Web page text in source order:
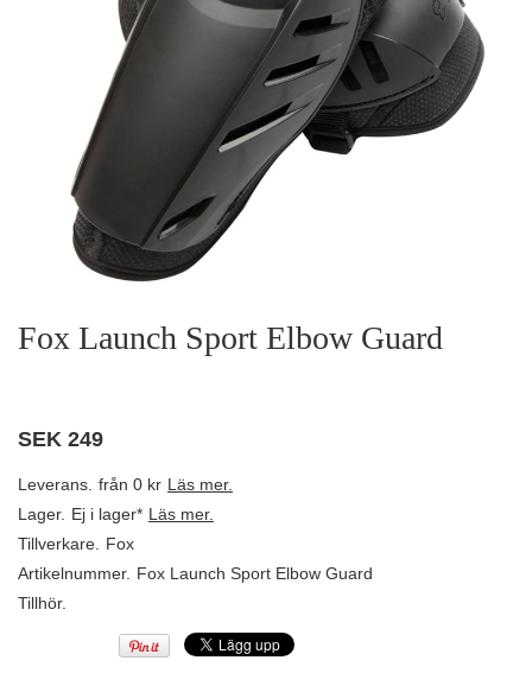
Fox Launch Sport Elbow Guard
SEK 249
Leverans. från 0 kr Läs mer.
Lager. Ej i lager* Läs mer.
Tillverkare.
Fox
Artikelnummer. Fox Launch Sport Elbow Guard
Tillhör.